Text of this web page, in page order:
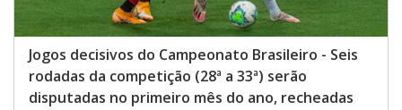
Jogos decisivos do Campeonato Brasileiro - Seis
rodadas da competição (28ª a 33ª) serão
disputadas no primeiro mês do ano, recheadas